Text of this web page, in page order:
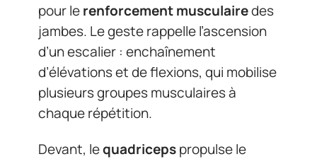
pour lerenforcement musculairedes
jambes. Le geste rappelle l’ascension
d’un escalier : enchaînement
d’élévations et de flexions, qui mobilise
plusieurs groupes musculaires à
chaque répétition.
Devant, lequadricepspropulse le